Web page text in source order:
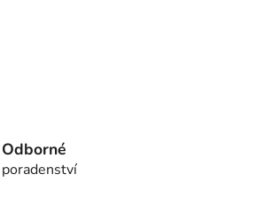
Odborné
poradenství